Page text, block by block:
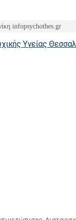
infopsychothes.gr